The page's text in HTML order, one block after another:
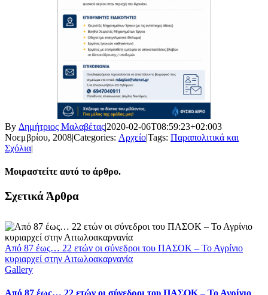
By Δημήτριος Μαλαβέτας|2020-02-06T08:59:23+02:003
Νοεμβρίου, 2008|Categories: Αρχείο|Tags: Παραπολιτικά και
Σχόλια|
Μοιραστείτε αυτό το άρθρο.
Facebook
X
LinkedIn
WhatsApp
Email
Σχετικά Άρθρα
Από 87 έως… 22 ετών οι σύνεδροι του ΠΑΣΟΚ – Το Αγρίνιο
κυριαρχεί στην Αιτωλοακαρνανία
Gallery